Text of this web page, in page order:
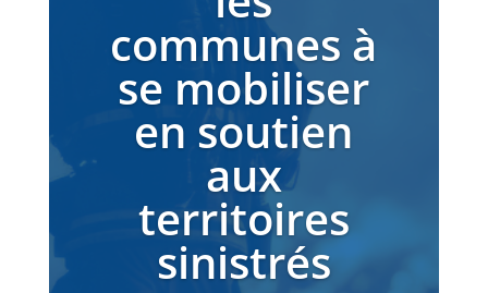
communes à
se mobiliser
en soutien
aux
territoires
sinistrés